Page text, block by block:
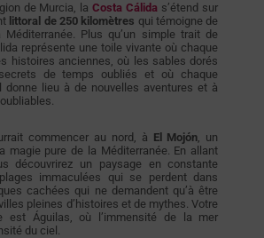
de Murcia, laCosta Cálida s’étend sur
littoral de 250 kilomètres qui témoigne de
Plus qu’un simple trait de
représente une toile vivante où chaque
histoires anciennes, où les sables dorés
de temps oubliés et où chaque
donne lieu à de nouvelles aventures et à
commencer au nord, à El Mojón , un
magie pure de la Méditerranée. En allant
découvrirez un paysage en constante
immaculées qui se perdent dans
cachées qui ne demandent qu’à être
pleines d’histoires et de mythes. Votre
est Águilas, où l’immensité de la mer
du ciel.